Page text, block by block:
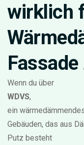
wirklich
Wenn du über
WDVS,
ein
Gebäuden, das aus
Putz besteht